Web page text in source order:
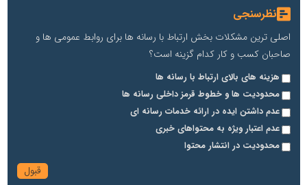
نظرسنجی
اصلی ترین مشکلات بخش ارتباط با رسانه ها برای روابط عمومی ها و
صاحبان کسب و کار کدام گزینه است؟
هزینه های بالای ارتباط با رسانه ها
محدودیت ها و خطوط قرمز داخلی رسانه ها
عدم داشتن ایده در ارائه خدمات رسانه ای
عدم اعتبار ویژه به محتواهای خبری
محدودیت در انتشار محتوا